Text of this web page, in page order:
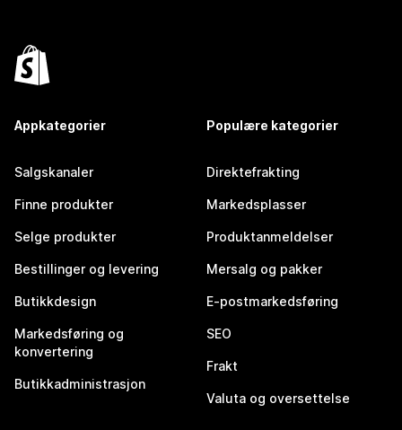
Appkategorier
Salgskanaler
Finne produkter
Selge produkter
Bestillinger og levering
Butikkdesign
Markedsføring og
konvertering
Butikkadministrasjon
Populære kategorier
Direktefrakting
Markedsplasser
Produktanmeldelser
Mersalg og pakker
E-postmarkedsføring
SEO
Frakt
Valuta og oversettelse